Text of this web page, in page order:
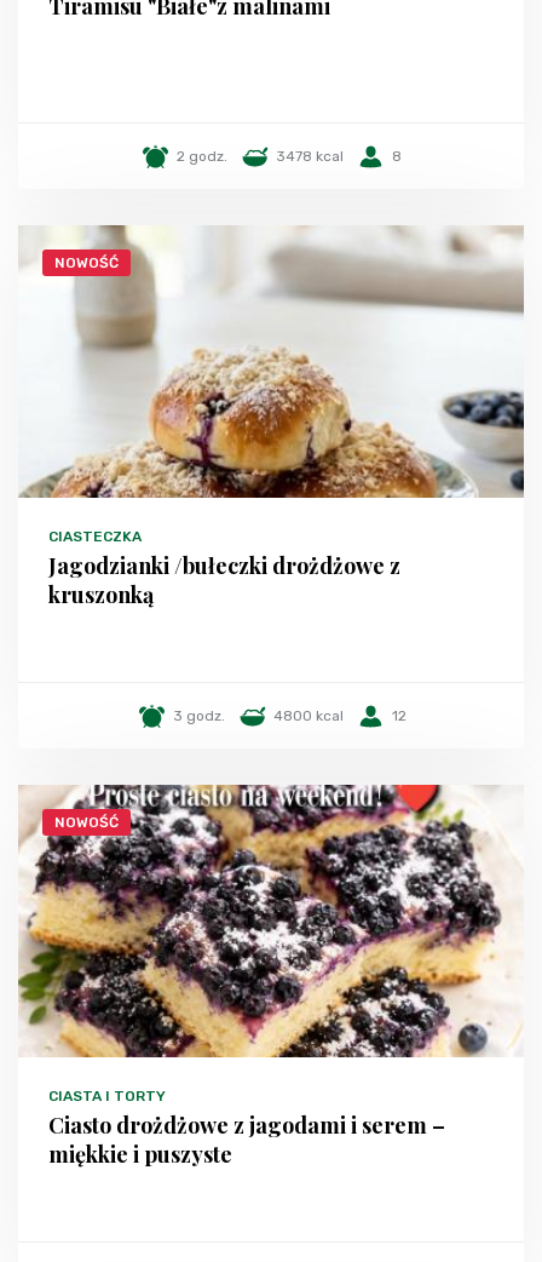
Tiramisu "Białe"z malinami
2 godz. 3478 kcal 8
NOWOŚĆ
CIASTECZKA
Jagodzianki /bułeczki drożdżowe z
kruszonką
3 godz. 4800 kcal 12
NOWOŚĆ
CIASTA I TORTY
Ciasto drożdżowe z jagodami i serem –
miękkie i puszyste